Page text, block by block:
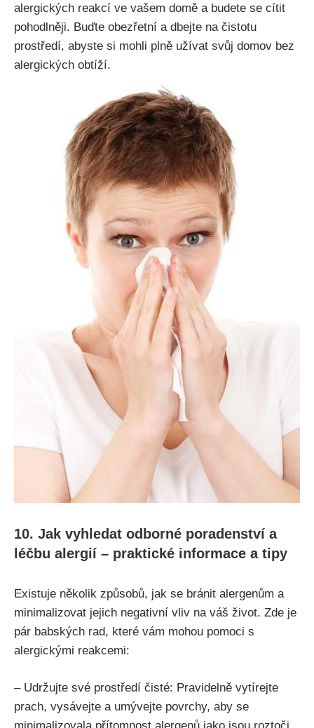
alergických reakcí ve vašem domě a budete se cítit
pohodlněji. Buďte obezřetní a dbejte na čistotu
prostředí, ⁤abyste si mohli plně užívat svůj domov bez
alergických obtíží.
10. Jak vyhledat odborné poradenství a
léčbu alergií – praktické ⁤informace a tipy
Existuje několik způsobů, jak se bránit alergenům ​a
minimalizovat jejich negativní‌ vliv na váš život. Zde je
pár babských rad, které vám mohou pomoci s
alergickými ​reakcemi:
– Udržujte své prostředí čisté: Pravidelně⁢ vytírejte
prach, vysávejte a umývejte povrchy, aby​ se
minimalizovala přítomnost alergenů jako jsou ‌roztoči,